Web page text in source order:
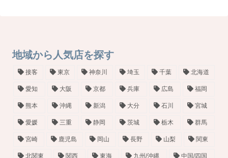
地域から人気店を探す
接客 東京 神奈川 埼玉 千葉 北海道
愛知 大阪 京都 兵庫 広島 福岡
熊本 沖縄 新潟 大分 石川 宮城
愛媛 三重 静岡 茨城 栃木 群馬
宮崎 鹿児島 岡山 長野 山梨 関東
北関東 関西 東海 九州/沖縄 中国/四国